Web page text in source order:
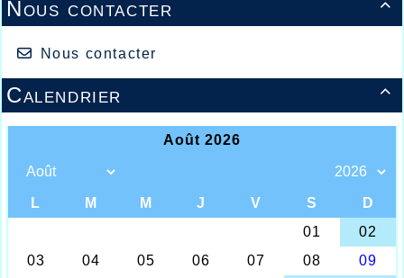

Nous contacter
Nous contacter

Calendrier
Nos valeureux "Masters"
Une fois de plus l’écrin indoor de Liévin était
France « Masters » qui chaque année démontrent un
qui pour beaucoup font de plus en plus jeunes de
partir de 35 ans et ce jusqu’à…. Plus de 80 ans c’est
sur 3 jours que les courses et concours se sont
déroulés dans une ambiance bon enfant, sans
prétention ni pression, ce qui fait le charme de tous
ces passionnés de l’athlétisme pur venus des 4